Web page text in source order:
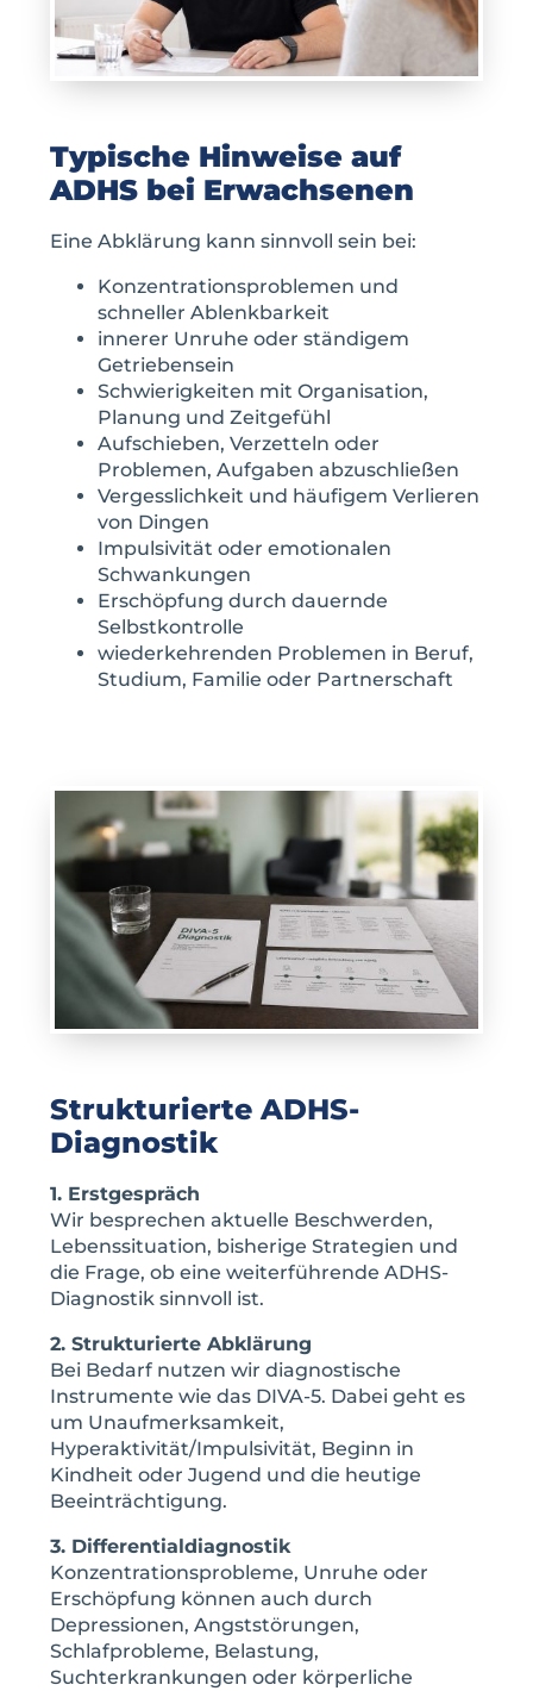
Typische Hinweise auf
ADHS bei Erwachsenen
Eine Abklärung kann sinnvoll sein bei:
Konzentrationsproblemen und
schneller Ablenkbarkeit
innerer Unruhe oder ständigem
Getriebensein
Schwierigkeiten mit Organisation,
Planung und Zeitgefühl
Aufschieben, Verzetteln oder
Problemen, Aufgaben abzuschließen
Vergesslichkeit und häufigem Verlieren
von Dingen
Impulsivität oder emotionalen
Schwankungen
Erschöpfung durch dauernde
Selbstkontrolle
wiederkehrenden Problemen in Beruf,
Studium, Familie oder Partnerschaft
Strukturierte ADHS-
Diagnostik
1. Erstgespräch
Wir besprechen aktuelle Beschwerden,
Lebenssituation, bisherige Strategien und
die Frage, ob eine weiterführende ADHS-
Diagnostik sinnvoll ist.
2. Strukturierte Abklärung
Bei Bedarf nutzen wir diagnostische
Instrumente wie das DIVA-5. Dabei geht es
um Unaufmerksamkeit,
Hyperaktivität/Impulsivität, Beginn in
Kindheit oder Jugend und die heutige
Beeinträchtigung.
3. Differentialdiagnostik
Konzentrationsprobleme, Unruhe oder
Erschöpfung können auch durch
Depressionen, Angststörungen,
Schlafprobleme, Belastung,
Suchterkrankungen oder körperliche